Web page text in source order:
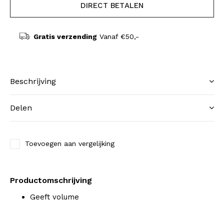
DIRECT BETALEN
Gratis verzending Vanaf €50,-
Beschrijving
Delen
Toevoegen aan vergelijking
Productomschrijving
Geeft volume